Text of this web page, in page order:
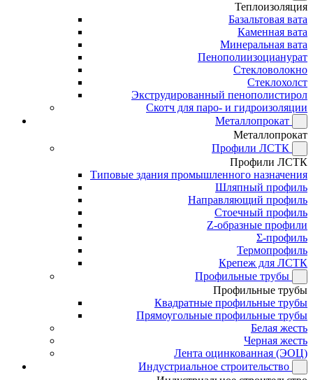
Теплоизоляция
Базальтовая вата
Каменная вата
Минеральная вата
Пенополиизоцианурат
Стекловолокно
Стеклохолст
Экструдированный пенополистирол
Скотч для паро- и гидроизоляции
Металлопрокат
Металлопрокат
Профили ЛСТК
Профили ЛСТК
Типовые здания промышленного назначения
Шляпный профиль
Направляющий профиль
Стоечный профиль
Z-образные профили
Σ-профиль
Термопрофиль
Крепеж для ЛСТК
Профильные трубы
Профильные трубы
Квадратные профильные трубы
Прямоугольные профильные трубы
Белая жесть
Черная жесть
Лента оцинкованная (ЭОЦ)
Индустриальное строительство